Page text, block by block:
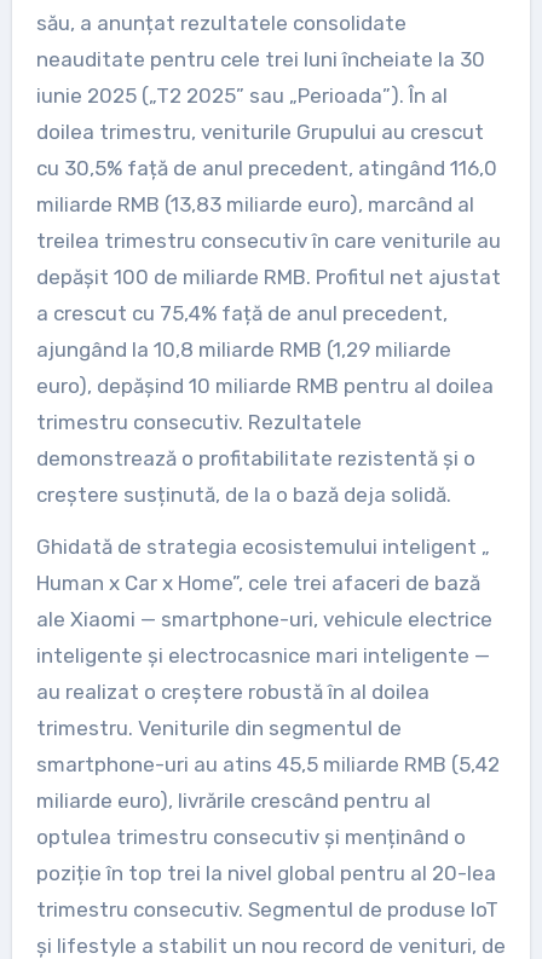
său, a anunțat rezultatele consolidate
neauditate pentru cele trei luni încheiate la 30
iunie 2025 („T2 2025” sau „Perioada”). În al
doilea trimestru, veniturile Grupului au crescut
cu 30,5% față de anul precedent, atingând 116,0
miliarde RMB (13,83 miliarde euro), marcând al
treilea trimestru consecutiv în care veniturile au
depășit 100 de miliarde RMB. Profitul net ajustat
a crescut cu 75,4% față de anul precedent,
ajungând la 10,8 miliarde RMB (1,29 miliarde
euro), depășind 10 miliarde RMB pentru al doilea
trimestru consecutiv. Rezultatele
demonstrează o profitabilitate rezistentă și o
creștere susținută, de la o bază deja solidă.
Ghidată de strategia ecosistemului inteligent „
Human x Car x Home”, cele trei afaceri de bază
ale Xiaomi — smartphone-uri, vehicule electrice
inteligente și electrocasnice mari inteligente —
au realizat o creștere robustă în al doilea
trimestru. Veniturile din segmentul de
smartphone-uri au atins 45,5 miliarde RMB (5,42
miliarde euro), livrările crescând pentru al
optulea trimestru consecutiv și menținând o
poziție în top trei la nivel global pentru al 20-lea
trimestru consecutiv. Segmentul de produse IoT
și lifestyle a stabilit un nou record de venituri, de